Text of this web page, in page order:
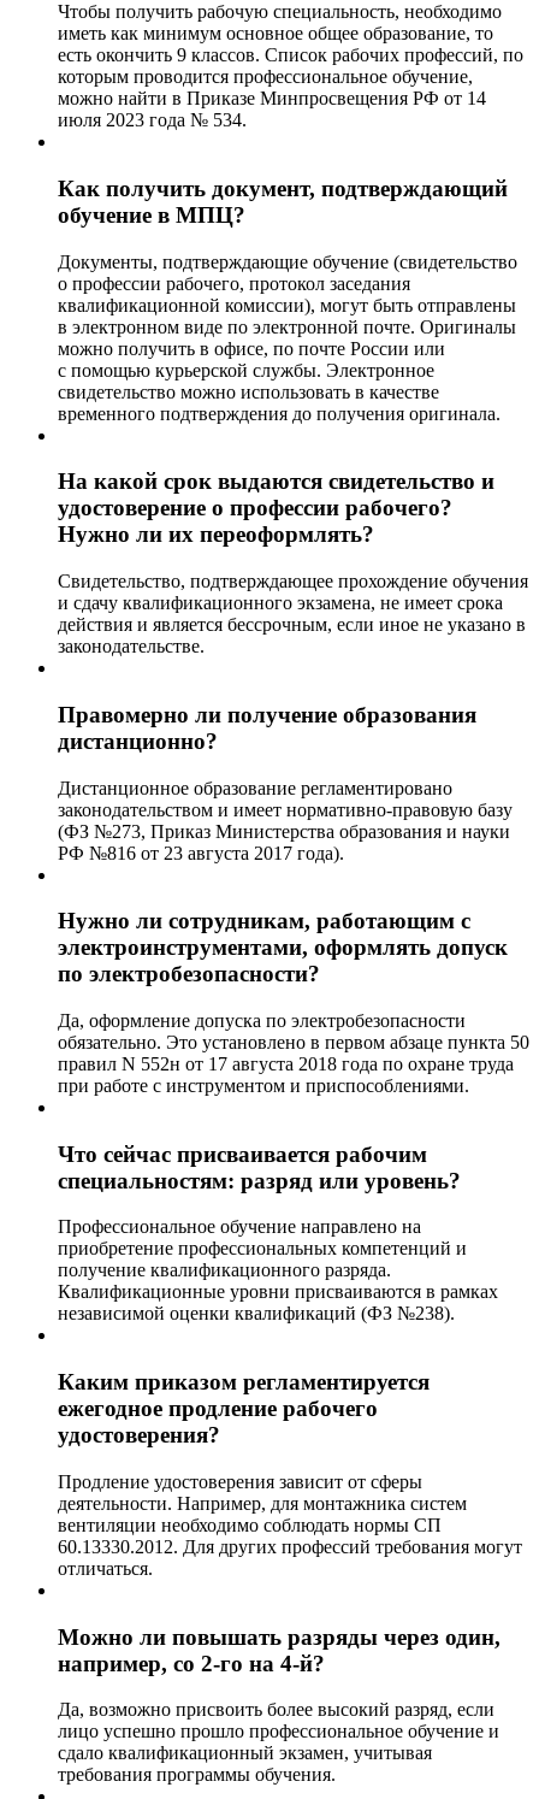
Чтобы получить рабочую специальность, необходимо
иметь как минимум основное общее образование, то
есть окончить 9 классов. Список рабочих профессий, по
которым проводится профессиональное обучение,
можно найти в Приказе Минпросвещения РФ от 14
июля 2023 года № 534.
Как получить документ, подтверждающий
обучение в МПЦ?
Документы, подтверждающие обучение (свидетельство
о профессии рабочего, протокол заседания
квалификационной комиссии), могут быть отправлены
в электронном виде по электронной почте. Оригиналы
можно получить в офисе, по почте России или
с помощью курьерской службы. Электронное
свидетельство можно использовать в качестве
временного подтверждения до получения оригинала.
На какой срок выдаются свидетельство и
удостоверение о профессии рабочего?
Нужно ли их переоформлять?
Свидетельство, подтверждающее прохождение обучения
и сдачу квалификационного экзамена, не имеет срока
действия и является бессрочным, если иное не указано в
законодательстве.
Правомерно ли получение образования
дистанционно?
Дистанционное образование регламентировано
законодательством и имеет нормативно-правовую базу
(ФЗ №273, Приказ Министерства образования и науки
РФ №816 от 23 августа 2017 года).
Нужно ли сотрудникам, работающим с
электроинструментами, оформлять допуск
по электробезопасности?
Да, оформление допуска по электробезопасности
обязательно. Это установлено в первом абзаце пункта 50
правил N 552н от 17 августа 2018 года по охране труда
при работе с инструментом и приспособлениями.
Что сейчас присваивается рабочим
специальностям: разряд или уровень?
Профессиональное обучение направлено на
приобретение профессиональных компетенций и
получение квалификационного разряда.
Квалификационные уровни присваиваются в рамках
независимой оценки квалификаций (ФЗ №238).
Каким приказом регламентируется
ежегодное продление рабочего
удостоверения?
Продление удостоверения зависит от сферы
деятельности. Например, для монтажника систем
вентиляции необходимо соблюдать нормы СП
60.13330.2012. Для других профессий требования могут
отличаться.
Можно ли повышать разряды через один,
например, со 2-го на 4-й?
Да, возможно присвоить более высокий разряд, если
лицо успешно прошло профессиональное обучение и
сдало квалификационный экзамен, учитывая
требования программы обучения.